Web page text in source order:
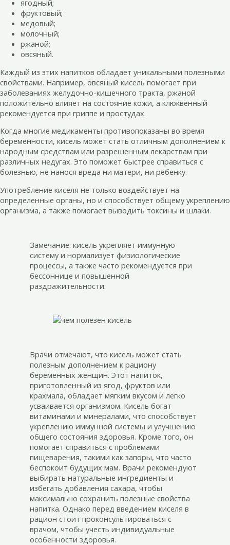
ягодный;
фруктовый;
медовый;
молочный;
ржаной;
овсяный.
Каждый из этих напитков обладает уникальными полезными
свойствами. Например, овсяный кисель помогает при
заболеваниях желудочно-кишечного тракта, ржаной
положительно влияет на состояние кожи, а клюквенный
рекомендуется при гриппе и простудах.
Когда многие медикаменты противопоказаны во время
беременности, кисель может стать отличным дополнением к
народным средствам или разрешенным лекарствам при
различных недугах. Это поможет быстрее справиться с
болезнью, не нанося вреда ни матери, ни ребенку.
Употребление киселя не только воздействует на
определенные органы, но и способствует общему укреплению
организма, а также помогает выводить токсины и шлаки.
Замечание: кисель укрепляет иммунную
систему и нормализует физиологические
процессы, а также часто рекомендуется при
бессоннице и повышенной
раздражительности.
Врачи отмечают, что кисель может стать
полезным дополнением к рациону
беременных женщин. Этот напиток,
приготовленный из ягод, фруктов или
крахмала, обладает мягким вкусом и легко
усваивается организмом. Кисель богат
витаминами и минералами, что способствует
укреплению иммунной системы и улучшению
общего состояния здоровья. Кроме того, он
помогает справиться с проблемами
пищеварения, такими как запоры, что часто
беспокоит будущих мам. Врачи рекомендуют
выбирать натуральные ингредиенты и
избегать добавления сахара, чтобы
максимально сохранить полезные свойства
напитка. Однако перед введением киселя в
рацион стоит проконсультироваться с
врачом, чтобы учесть индивидуальные
особенности здоровья.